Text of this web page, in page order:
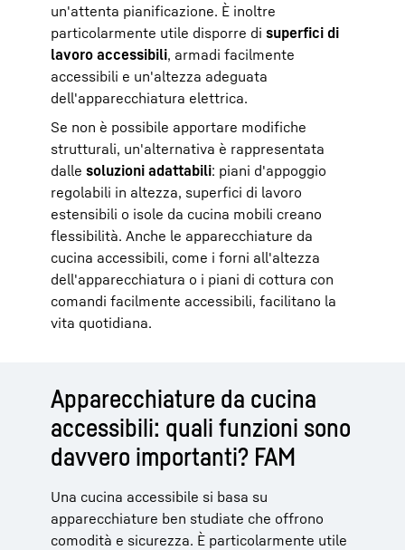
un'attenta pianificazione. È inoltre
particolarmente utile disporre di superfici di
lavoro accessibili, armadi facilmente
accessibili e un'altezza adeguata
dell'apparecchiatura elettrica.
Se non è possibile apportare modifiche
strutturali, un'alternativa è rappresentata
dalle soluzioni adattabili: piani d'appoggio
regolabili in altezza, superfici di lavoro
estensibili o isole da cucina mobili creano
flessibilità. Anche le apparecchiature da
cucina accessibili, come i forni all'altezza
dell'apparecchiatura o i piani di cottura con
comandi facilmente accessibili, facilitano la
vita quotidiana.
Apparecchiature da cucina
accessibili: quali funzioni sono
davvero importanti? FAM
Una cucina accessibile si basa su
apparecchiature ben studiate che offrono
comodità e sicurezza. È particolarmente utile